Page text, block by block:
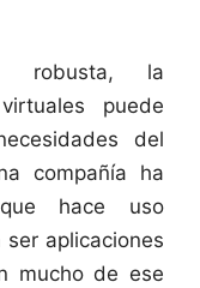
robusta, la
puede
del
compañía ha
hace uso
aplicaciones
mucho de ese